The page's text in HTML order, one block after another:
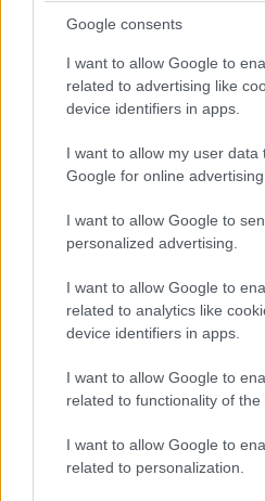
Google consents
I want to allow Google to
related to advertising like
device identifiers in apps.
I want to allow my user data
Google for online
I want to allow Google to
personalized advertising.
I want to allow Google to
related to analytics like
device identifiers in apps.
I want to allow Google to
related to functionality of the
I want to allow Google to
related to personalization.